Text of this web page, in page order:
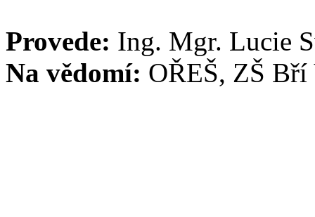
Provede: Ing. Mgr. Lucie
Na vědomí: OŘEŠ, ZŠ